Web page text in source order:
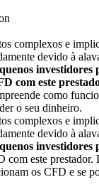
complexos e
devido à
com este
como
o seu dinheiro.
complexos e
devido à
com este prestador.
os CFD e se